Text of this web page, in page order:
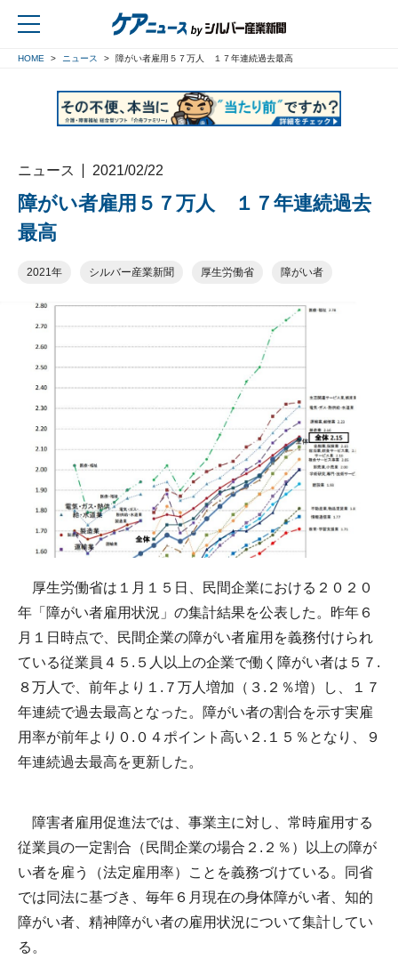
HOME ニュース 障がい者雇用５７万人 １７年連続過去最高
ニュース 2021/02/22
障がい者雇用５７万人 １７年連続過去
最高
2021年 シルバー産業新聞 厚生労働省 障がい者
厚生労働省は１月１５日、民間企業における２０２０
年「障がい者雇用状況」の集計結果を公表した。昨年６
月１日時点で、民間企業の障がい者雇用を義務付けられ
ている従業員４５.５人以上の企業で働く障がい者は５７.
８万人で、前年より１.７万人増加（３.２％増）し、１７
年連続で過去最高となった。障がい者の割合を示す実雇
用率が前年より０.０４ポイント高い２.１５％となり、９
年連続過去最高を更新した。
障害者雇用促進法では、事業主に対し、常時雇用する
従業員の一定割合（民間企業の場合２.２％）以上の障が
い者を雇う（法定雇用率）ことを義務づけている。同省
では同法に基づき、毎年６月現在の身体障がい者、知的
障がい者、精神障がい者の雇用状況について集計してい
る。